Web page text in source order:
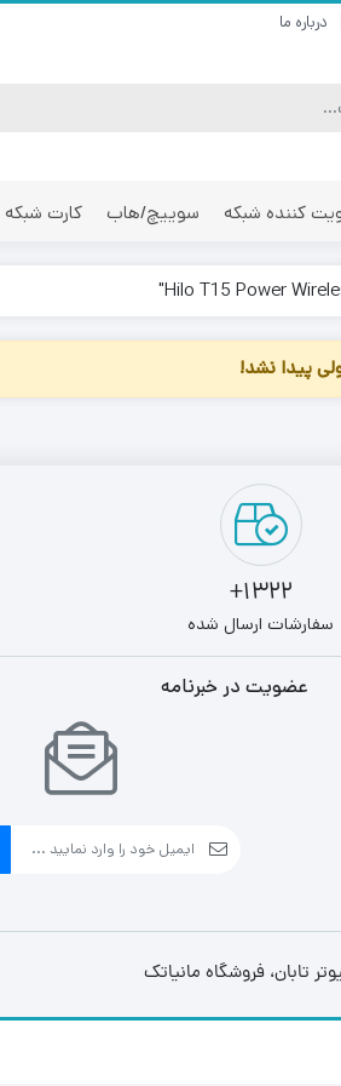
درباره ما
کننده شبکه سوییچ/هاب کارت شبکه
پیدا نشد!
1322+
سفارشات ارسال شده
عضویت در خبرنامه